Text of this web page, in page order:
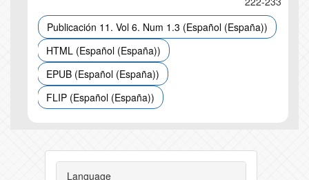
Publicación 11. Vol 6. Num 1.3 (Español (España))
HTML (Español (España))
EPUB (Español (España))
FLIP (Español (España))
Language